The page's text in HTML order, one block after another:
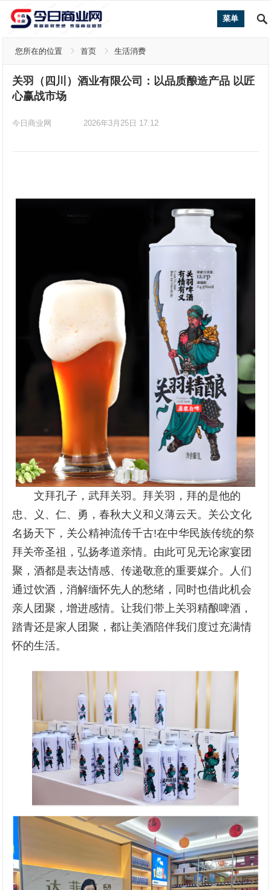
菜单
您所在的位置 首页 生活消费
关羽（四川）酒业有限公司：以品质酿造产品 以匠
心赢战市场
今日商业网 2026年3月25日 17:12
文拜孔子，武拜关羽。拜关羽，拜的是他的
忠、义、仁、勇，春秋大义和义薄云天。关公文化
名扬天下，关公精神流传千古!在中华民族传统的祭
拜关帝圣祖，弘扬孝道亲情。由此可见无论家宴团
聚，酒都是表达情感、传递敬意的重要媒介。人们
通过饮酒，消解缅怀先人的愁绪，同时也借此机会
亲人团聚，增进感情。让我们带上关羽精酿啤酒，
踏青还是家人团聚，都让美酒陪伴我们度过充满情
怀的生活。